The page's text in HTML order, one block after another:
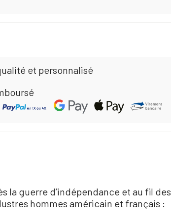
et personnalisé
la guerre d’indépendance et au fil des
hommes américain et français :